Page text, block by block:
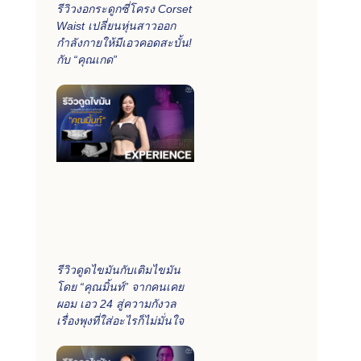
รีวิวงอกระดูกซี่โครง Corset
Waist เปลี่ยนหุ่นสาวออก
กำลังกายให้มีเอวคอดสะบั้น!
กับ “คุณเกด”
รีวิวดูดไขมันกับเติมไขมัน
โดย “คุณมิ้นท์” จากคนเคย
ผอม เอว 24 สู่ความกังวล
เรื่องพุงที่ใส่อะไรก็ไม่มั่นใจ